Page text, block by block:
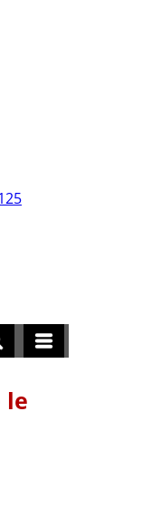
le